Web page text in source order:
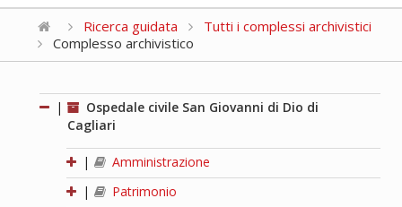
Ricerca guidata
Tutti i complessi archivistici
Complesso archivistico
|
Ospedale civile San Giovanni di Dio di
Cagliari
|
Amministrazione
|
Patrimonio